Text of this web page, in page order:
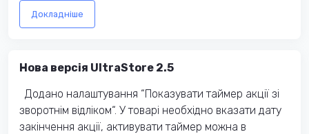
Докладніше
Нова версія UltraStore 2.5
Додано налаштування “Показувати таймер акції зі
зворотнім відліком“. У товарі необхідно вказати дату
закінчення акції, активувати таймер можна в